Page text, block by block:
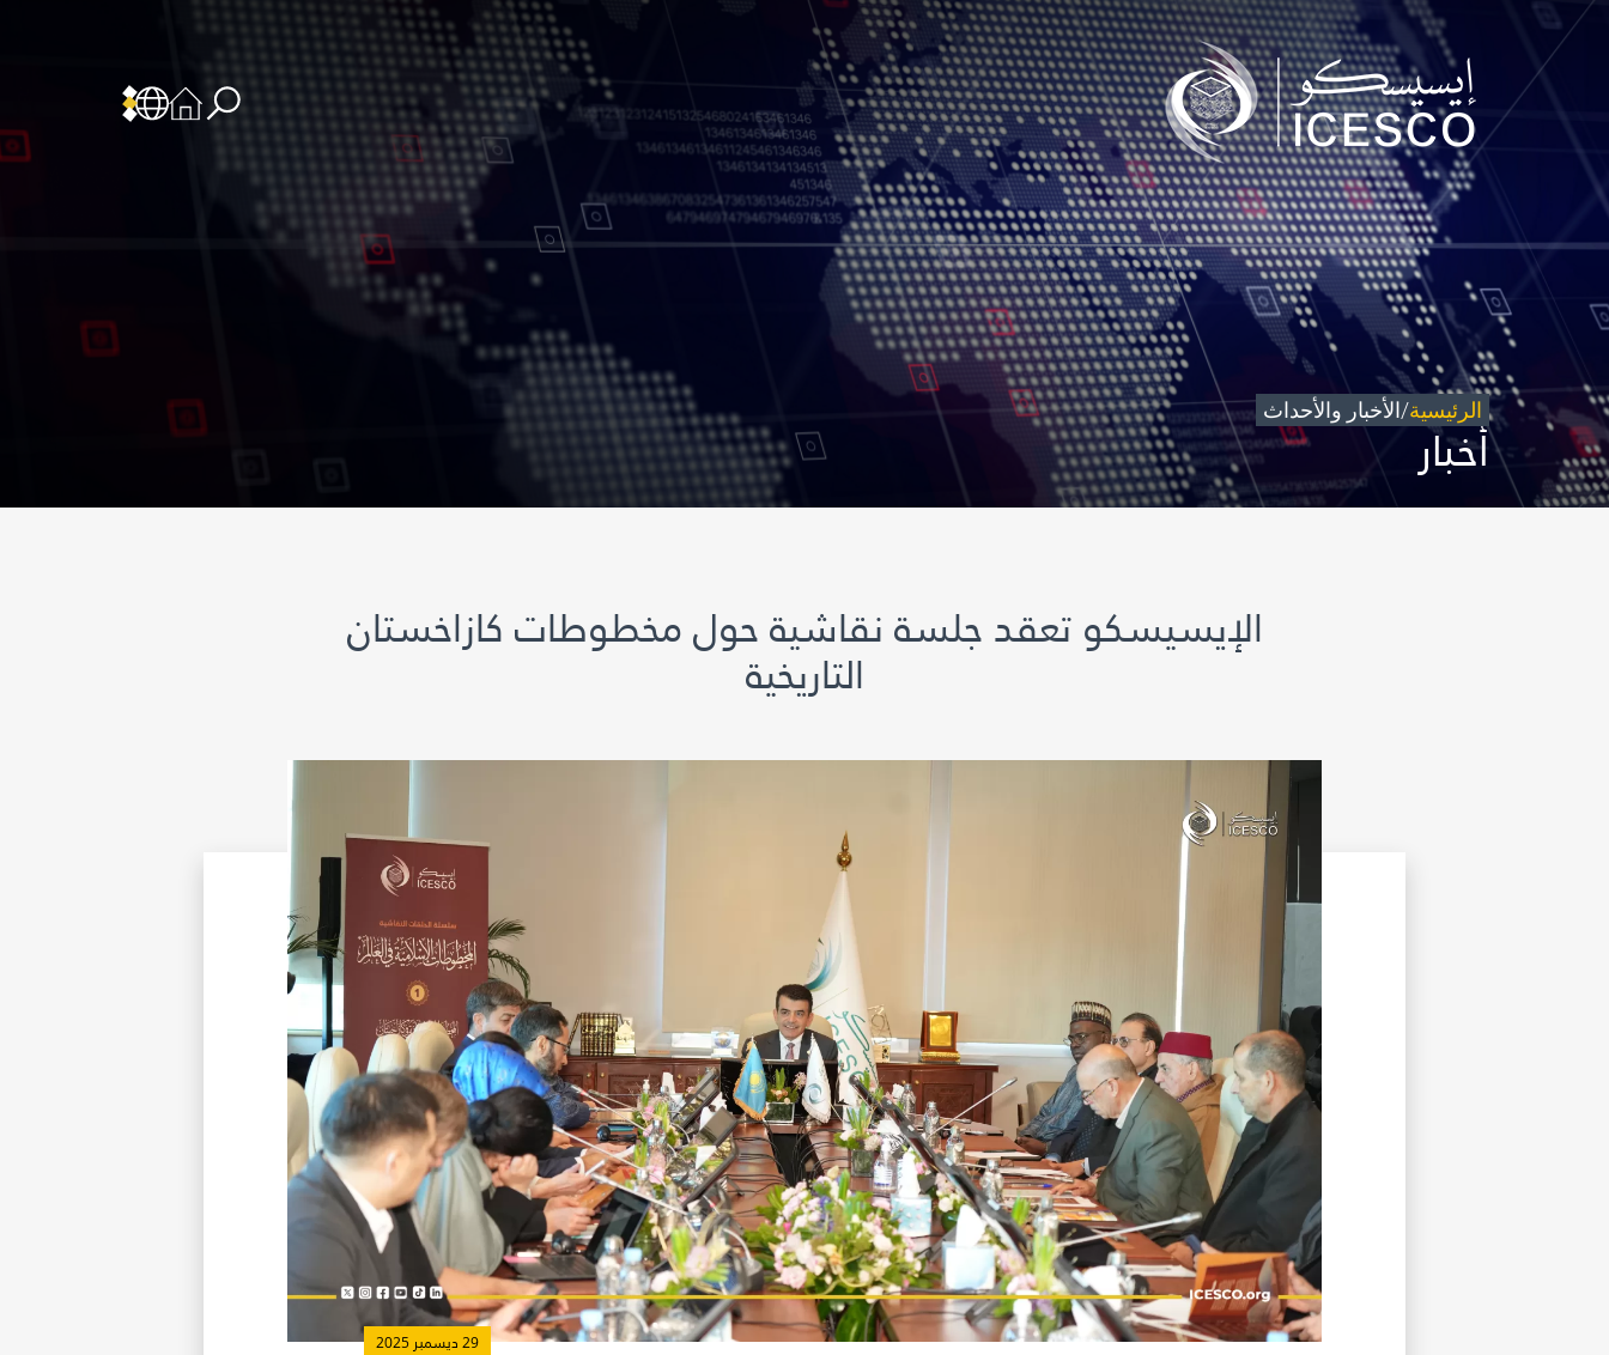
من نحن
مجال عملنا
تأثيرنا
البيانات
المركز الإعلامي
للتواصل
شاركونا
©حقوق الطبع والنشر للإيسيسكو. جميع الحقوق محفوظة. سياسة الخصوصية
الرئيسية/الأخبار والأحداث
أخبار
الإيسيسكو تعقد جلسة نقاشية حول مخطوطات كازاخستان
التاريخية
29 ديسمبر 2025